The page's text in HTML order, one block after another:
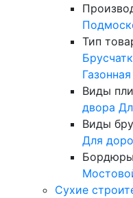
Тип
Виды
двора
Виды
Для
Бордюры
Сухие